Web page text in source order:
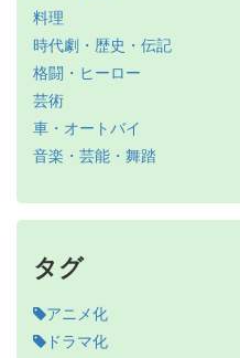
料理
時代劇・歴史・伝記
格闘・ヒーロー
芸術
車・オートバイ
音楽・芸能・舞踏
タグ
アニメ化
ドラマ化